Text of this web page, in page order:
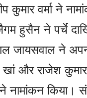
कुमार वर्मा ने
हुसैन ने पर्चे
जायसवाल ने
खां और राजेश
ने नामांकन